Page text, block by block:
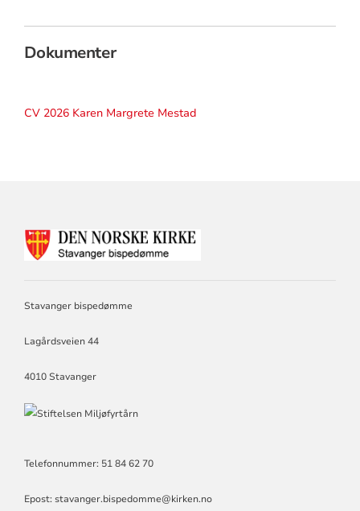
Dokumenter
CV 2026 Karen Margrete Mestad
Stavanger bispedømme
Lagårdsveien 44
4010 Stavanger
Telefonnummer: 51 84 62 70
Epost: stavanger.bispedomme@kirken.no